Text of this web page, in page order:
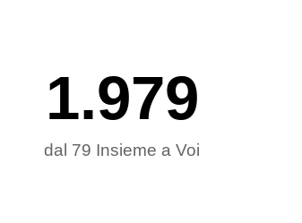
dal 79 Insieme a Voi
1.979